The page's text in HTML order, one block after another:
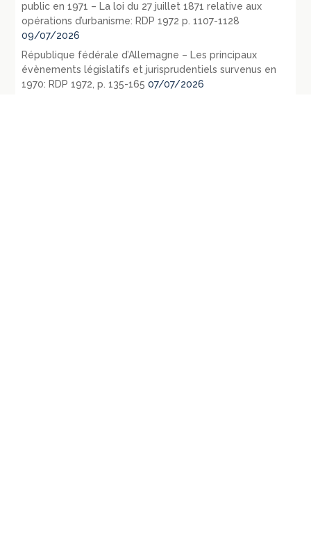
public en 1971 – La loi du 27 juillet 1871 relative aux
opérations d’urbanisme: RDP 1972 p. 1107-1128
09/07/2026
République fédérale d’Allemagne – Les principaux
évènements législatifs et jurisprudentiels survenus en
1970: RDP 1972, p. 135-165 07/07/2026